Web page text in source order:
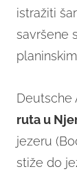
istražiti
savršene
Deutsche
ruta u
jezeru
stiže do